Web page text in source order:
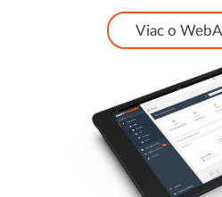
Viac o